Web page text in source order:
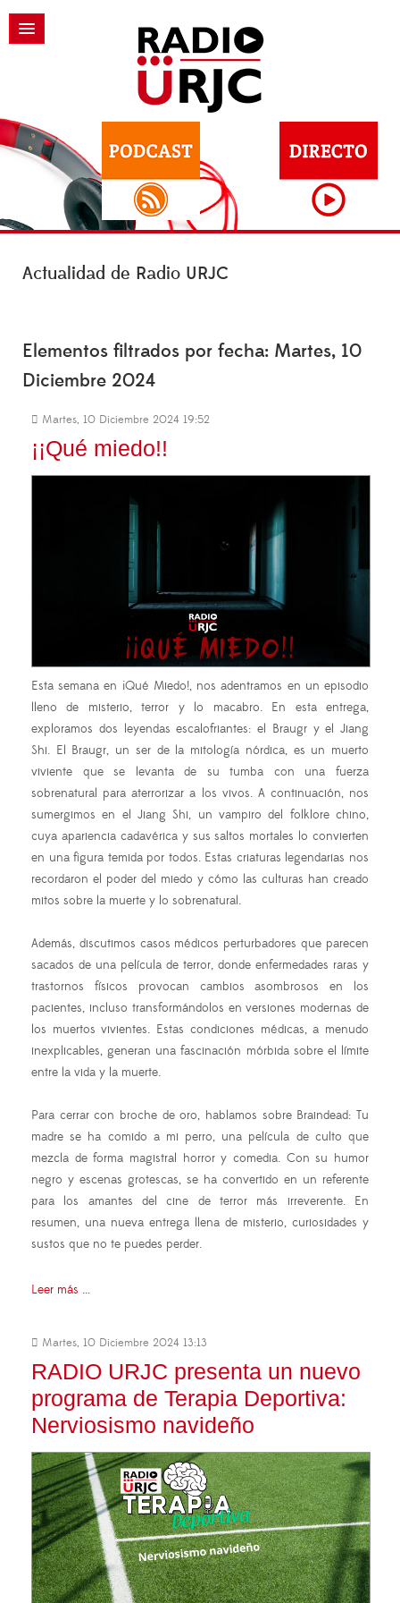
Actualidad de Radio URJC
Elementos filtrados por fecha: Martes, 10
Diciembre 2024
Martes, 10 Diciembre 2024 19:52
¡¡Qué miedo!!
Esta semana en ¡Qué Miedo!, nos adentramos en un episodio
lleno de misterio, terror y lo macabro. En esta entrega,
exploramos dos leyendas escalofriantes: el Braugr y el Jiang
Shi. El Braugr, un ser de la mitología nórdica, es un muerto
viviente que se levanta de su tumba con una fuerza
sobrenatural para aterrorizar a los vivos. A continuación, nos
sumergimos en el Jiang Shi, un vampiro del folklore chino,
cuya apariencia cadavérica y sus saltos mortales lo convierten
en una figura temida por todos. Estas criaturas legendarias nos
recordaron el poder del miedo y cómo las culturas han creado
mitos sobre la muerte y lo sobrenatural.
Además, discutimos casos médicos perturbadores que parecen
sacados de una película de terror, donde enfermedades raras y
trastornos físicos provocan cambios asombrosos en los
pacientes, incluso transformándolos en versiones modernas de
los muertos vivientes. Estas condiciones médicas, a menudo
inexplicables, generan una fascinación mórbida sobre el límite
entre la vida y la muerte.
Para cerrar con broche de oro, hablamos sobre Braindead: Tu
madre se ha comido a mi perro, una película de culto que
mezcla de forma magistral horror y comedia. Con su humor
negro y escenas grotescas, se ha convertido en un referente
para los amantes del cine de terror más irreverente. En
resumen, una nueva entrega llena de misterio, curiosidades y
sustos que no te puedes perder.
Leer más ...
Martes, 10 Diciembre 2024 13:13
RADIO URJC presenta un nuevo
programa de Terapia Deportiva:
Nerviosismo navideño